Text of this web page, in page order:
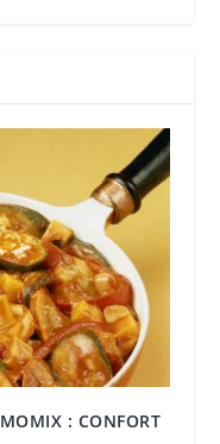
: CONFORT